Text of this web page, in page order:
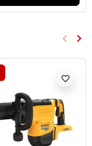
keyboard_arrow_left keyboard_arrow_right
favorite_border